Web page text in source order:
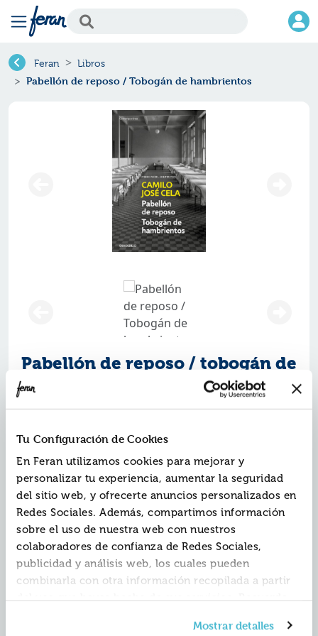
Tu Configuración de Cookies
En Feran utilizamos cookies para mejorar y
personalizar tu experiencia, aumentar la seguridad
del sitio web, y ofrecerte anuncios personalizados en
Redes Sociales. Además, compartimos información
sobre el uso de nuestra web con nuestros
colaboradores de confianza de Redes Sociales,
publicidad y análisis web, los cuales pueden
combinarla con otra información recopilada a partir
consentimiento en cualquier momento. Para más
Mostrar detalles
Feran Libros
Pabellón de reposo / Tobogán de hambrientos
Pabellón de reposo / tobogán de
hambrientos
Ref.ZBS-6349321
Editorial:Debolsillo
Autor:Cela Trulock, Camilo JosÉ
Colección:Contemporánea | Narrativa
Fecha de edición:2020
Cela reunidas en un volumen.
Casi veinte años separan las dos novelas de este
volumen, publicadas originalmente en etapas muy
experiencia juvenil en sanatorios para tuberculosos
mientras traza una sombría metáfora de la posguerra